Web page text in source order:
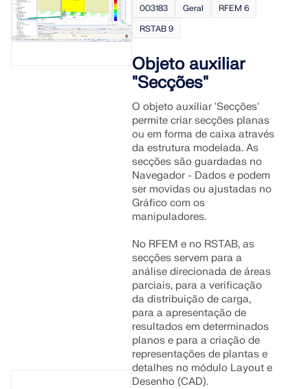
003183 Geral
RFEM 6
RSTAB 9
Objeto auxiliar
"Secções"
O objeto auxiliar 'Secções'
permite criar secções planas
ou em forma de caixa através
da estrutura modelada. As
secções são guardadas no
Navegador - Dados e podem
ser movidas ou ajustadas no
Gráfico com os
manipuladores.
No RFEM e no RSTAB, as
secções servem para a
análise direcionada de áreas
parciais, para a verificação
da distribuição de carga,
para a apresentação de
resultados em determinados
planos e para a criação de
representações de plantas e
detalhes no módulo Layout e
Desenho (CAD).